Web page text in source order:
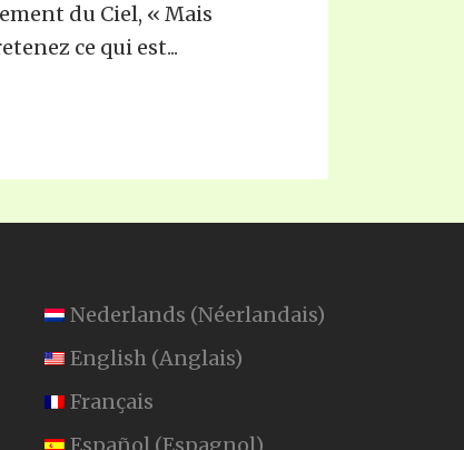
du Ciel, « Mais
ce qui est...
Nederlands (Néerlandais)
English (Anglais)
Français